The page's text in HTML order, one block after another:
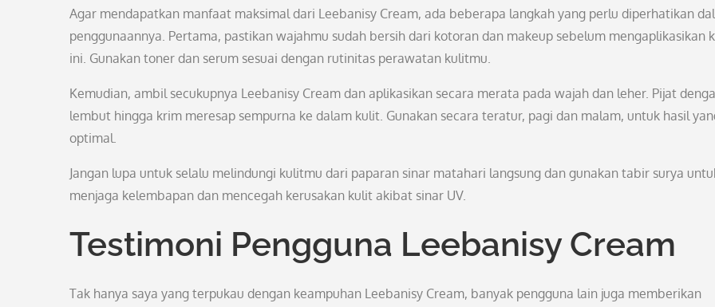
Agar mendapatkan manfaat maksimal dari Leebanisy Cream, ada beberapa langkah yang perlu diperhatikan
penggunaannya. Pertama, pastikan wajahmu sudah bersih dari kotoran dan makeup sebelum mengaplikasikan
ini. Gunakan toner dan serum sesuai dengan rutinitas perawatan kulitmu.
Kemudian, ambil secukupnya Leebanisy Cream dan aplikasikan secara merata pada wajah dan leher. Pijat
lembut hingga krim meresap sempurna ke dalam kulit. Gunakan secara teratur, pagi dan malam, untuk hasil
optimal.
Jangan lupa untuk selalu melindungi kulitmu dari paparan sinar matahari langsung dan gunakan tabir surya
menjaga kelembapan dan mencegah kerusakan kulit akibat sinar UV.
Testimoni Pengguna Leebanisy Cream
Tak hanya saya yang terpukau dengan keampuhan Leebanisy Cream, banyak pengguna lain juga memberikan